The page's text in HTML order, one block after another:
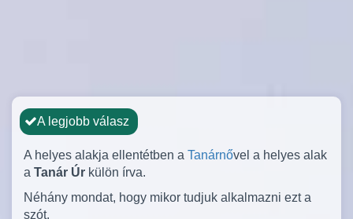
A legjobb válasz
A helyes alakja ellentétben a Tanárnővel a helyes alak
a Tanár Úr külön írva.
Néhány mondat, hogy mikor tudjuk alkalmazni ezt a
szót.